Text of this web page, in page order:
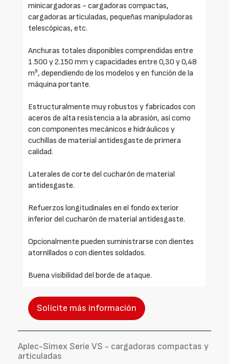
minicargadoras - cargadoras compactas,
cargadoras articuladas, pequeñas manipuladoras
telescópicas, etc.
Anchuras totales disponibles comprendidas entre
1.500 y 2.150 mm y capacidades entre 0,30 y 0,48
m³, dependiendo de los modelos y en función de la
máquina portante.
Estructuralmente muy robustos y fabricados con
aceros de alta resistencia a la abrasión, así como
con componentes mecánicos e hidráulicos y
cuchillas de material antidesgaste de primera
calidad.
Laterales de corte del cucharón de material
antidesgaste.
Refuerzos longitudinales en el fondo exterior
inferior del cucharón de material antidesgaste.
Opcionalmente pueden suministrarse con dientes
atornillados o con dientes soldados.
Buena visibilidad del borde de ataque.
Solicite más información
Aplec-Simex Serie VS - cargadoras compactas y
articuladas